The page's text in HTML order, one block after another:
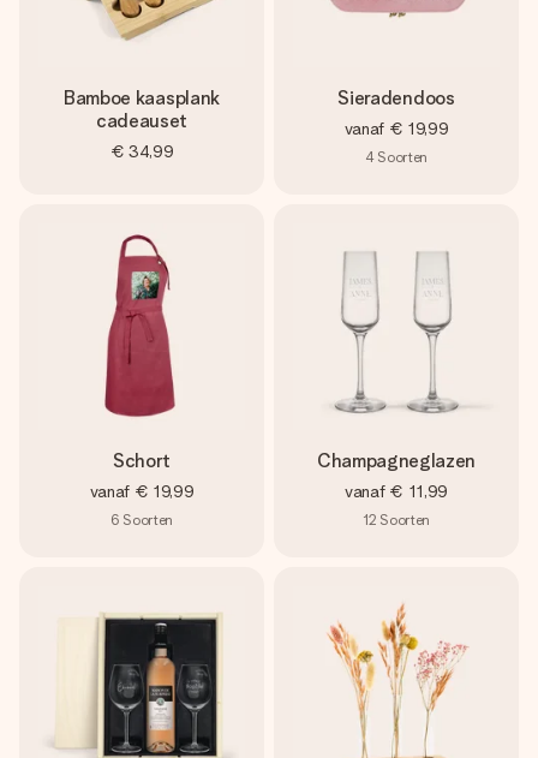
Bamboe kaasplank
cadeauset
€ 34,99
Sieradendoos
vanaf € 19,99
4 Soorten
Schort
vanaf € 19,99
6 Soorten
Champagneglazen
vanaf € 11,99
12 Soorten